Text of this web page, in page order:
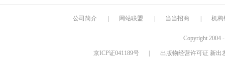
公司简介 网站联盟 当当招商 机构
Copyright 2004
京ICP证041189号
出版物经营许可证 新出